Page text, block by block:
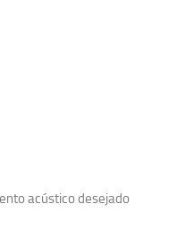
acústico desejado